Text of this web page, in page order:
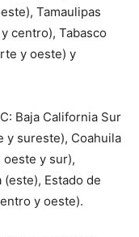
Tamaulipas
centro), Tabasco
y oeste) y
Baja California Sur
y sureste), Coahuila
oeste y sur),
Estado de
y oeste).